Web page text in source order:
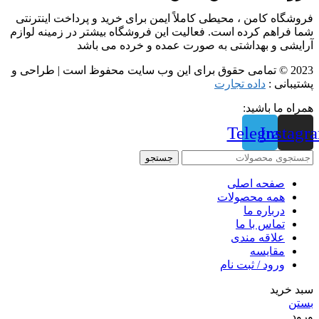
فروشگاه کامن ، محیطی کاملاً ایمن برای خرید و پرداخت اینترنتی
شما فراهم کرده است. فعالیت این فروشگاه بیشتر در زمینه لوازم
آرایشی و بهداشتی به صورت عمده و خرده می باشد
2023 © تمامی حقوق برای این وب سایت محفوظ است | طراحی و
پشتیبانی : داده تجارت
همراه ما باشید:
Telegram
جستجو
صفحه اصلی
همه محصولات
درباره ما
تماس با ما
علاقه مندی
مقايسه
ورود / ثبت نام
سبد خرید
بستن
ورود